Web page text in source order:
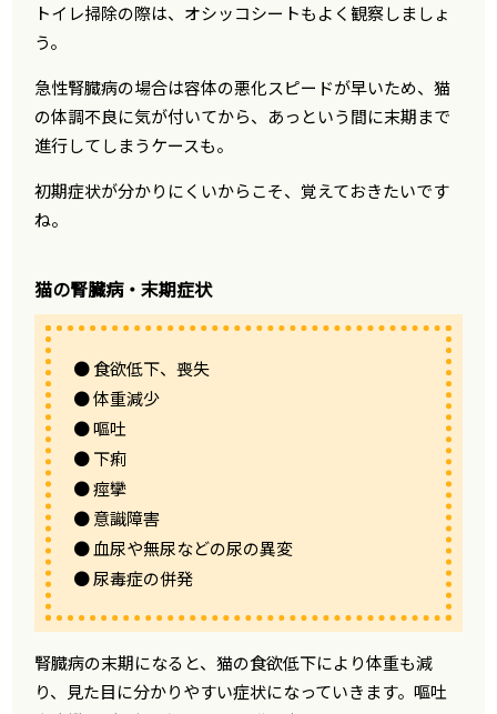
トイレ掃除の際は、オシッコシートもよく観察しましょ
う。
急性腎臓病の場合は容体の悪化スピードが早いため、猫
の体調不良に気が付いてから、あっという間に末期まで
進行してしまうケースも。
初期症状が分かりにくいからこそ、覚えておきたいです
ね。
猫の腎臓病・末期症状
● 食欲低下、喪失
● 体重減少
● 嘔吐
● 下痢
● 痙攣
● 意識障害
● 血尿や無尿などの尿の異変
● 尿毒症の併発
腎臓病の末期になると、猫の食欲低下により体重も減
り、見た目に分かりやすい症状になっていきます。嘔吐